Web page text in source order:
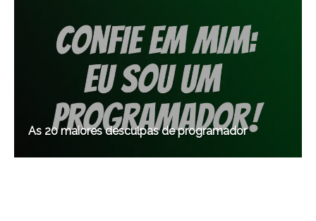
As 20 maiores desculpas de programador